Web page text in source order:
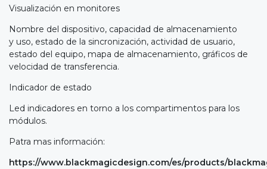
Visualización en monitores
Nombre del dispositivo, capacidad de almacenamiento
y uso, estado de la sincronización, actividad de usuario,
estado del equipo, mapa de almacenamiento, gráficos de
velocidad de transferencia.
Indicador de estado
Led indicadores en torno a los compartimentos para los
módulos.
Patra mas información:
https://www.blackmagicdesign.com/es/products/